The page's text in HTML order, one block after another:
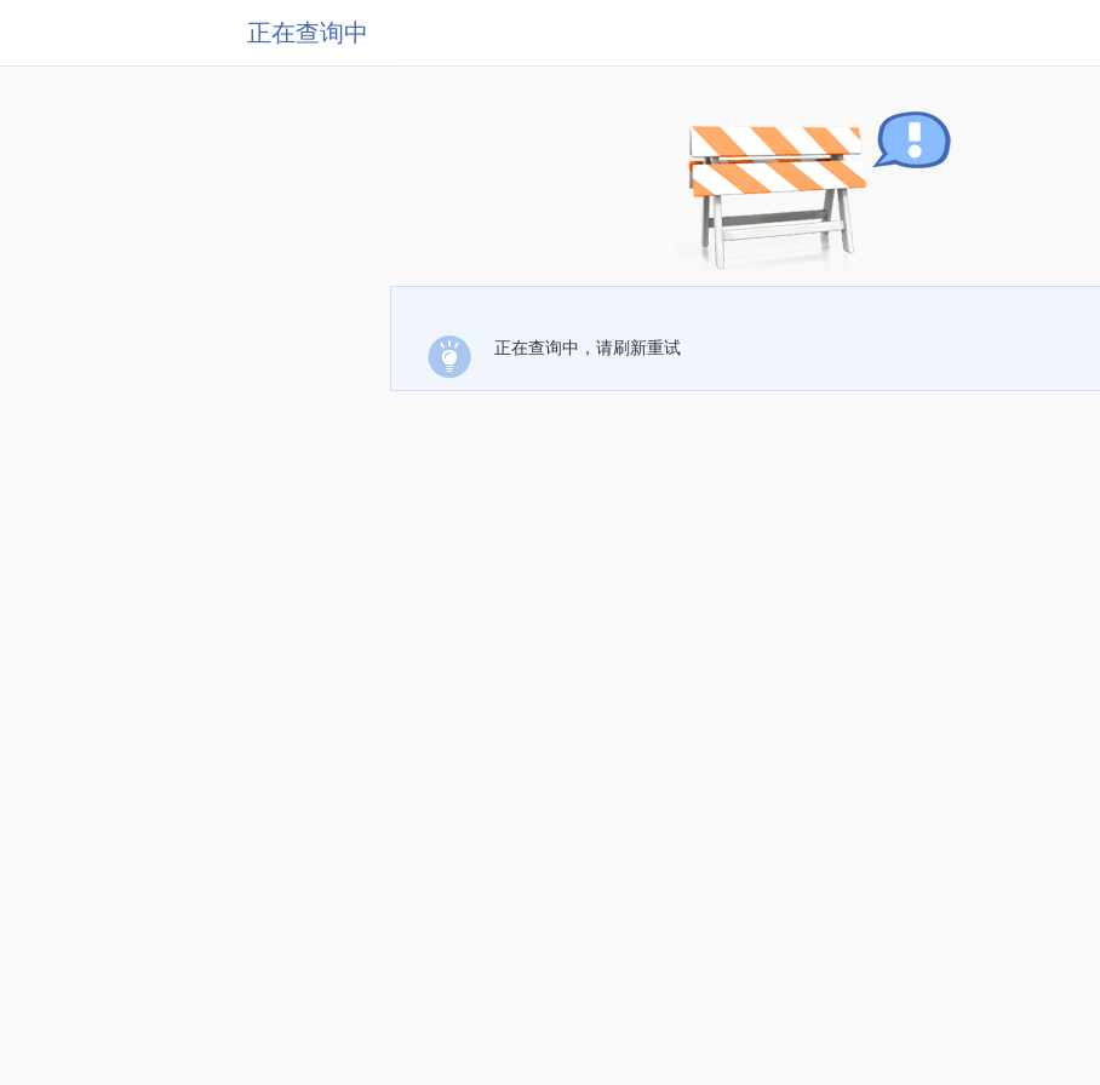
正在查询中
正在查询中，请刷新重试